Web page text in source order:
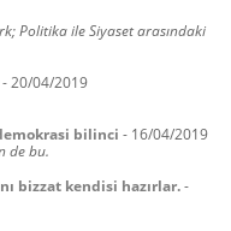
Politika ile Siyaset arasındaki
-20/04/2019
bilinci - 16/04/2019
de bu.
bizzat kendisi hazırlar.-